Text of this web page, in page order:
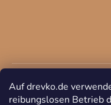
Auf drevko.de
reibungslosen Betrieb